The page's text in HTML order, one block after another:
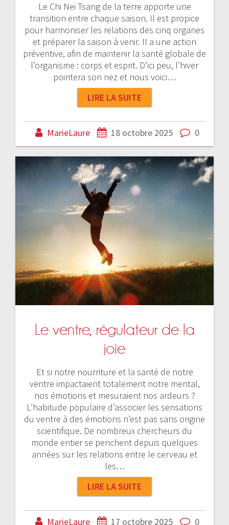
Le Chi Nei Tsang de la terre apporte une
transition entre chaque saison. Il est propice
pour harmoniser les relations des cinq organes
et préparer la saison à venir. Il a une action
préventive, afin de maintenir la santé globale de
l’organisme : corps et esprit. D’ici peu, l’hiver
pointera son nez et nous voici…
LIRE LA SUITE
MarieLaure 18 octobre 2025 0
Le ventre, régulateur de la
joie
Et si notre nourriture et la santé de notre
ventre impactaient totalement notre mental,
nos émotions et mesuraient nos ardeurs ?
L’habitude populaire d’associer les sensations
du ventre à des émotions n’est pas sans origine
scientifique. De nombreux chercheurs du
monde entier se penchent depuis quelques
années sur les relations entre le cerveau et
les…
LIRE LA SUITE
MarieLaure 17 octobre 2025 0